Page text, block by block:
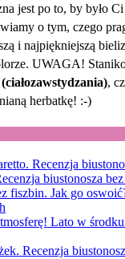
jest po to, by było
o tym, czego
i najpiękniejszą
UWAGA!
,
herbatkę! :-)
Recenzja
biustonosza
fiszbin. Jak go
Lato w
Recenzja